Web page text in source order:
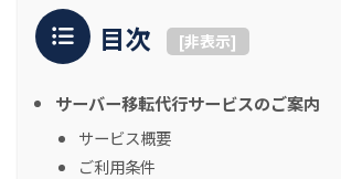
目次 [非表示]
サーバー移転代行サービスのご案内
サービス概要
ご利用条件